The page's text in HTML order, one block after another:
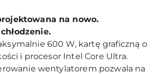
na nowo.
600 W, kartę graficzną o
i procesor Intel Core Ultra.
wentylatorem pozwala na